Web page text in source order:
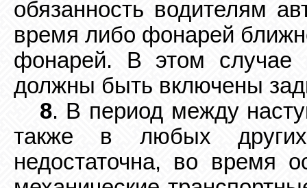
обязанность водителям
время либо фонарей
фонарей. В этом случае
должны быть включены
8. В период между
также в любых других
недостаточна, во время